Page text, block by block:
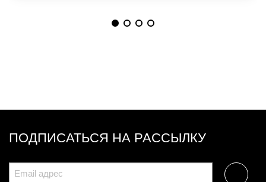
ПОДПИСАТЬСЯ НА РАССЫЛКУ